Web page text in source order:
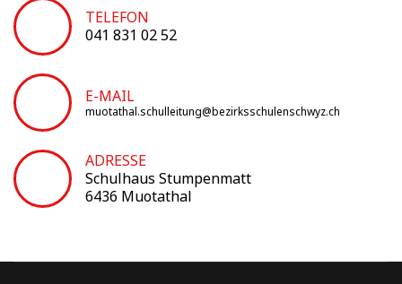
TELEFON
041 831 02 52
E-MAIL
muotathal.schulleitung@bezirksschulenschwyz.ch
ADRESSE
Schulhaus Stumpenmatt
6436 Muotathal